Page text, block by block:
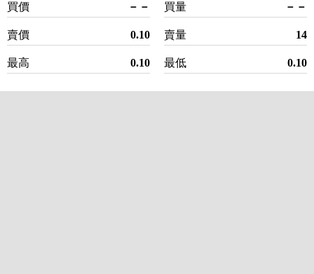
買價 －－
賣價 0.10
最高 0.10
買量 －－
賣量 14
最低 0.10